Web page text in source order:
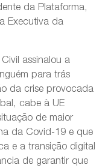
da Plataforma,
Executiva da
assinalou a
para trás
da crise provocada
cabe à UE
de maior
da Covid-19 e que
e a transição digital
de garantir que